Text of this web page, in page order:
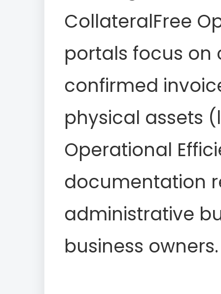
CollateralFree
portals focus on
confirmed
physical assets
Operational
documentation
administrative
business owners.